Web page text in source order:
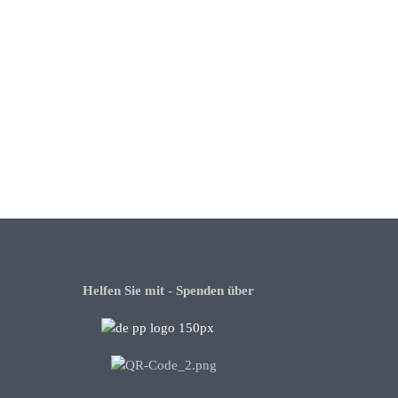
Helfen Sie mit - Spenden über